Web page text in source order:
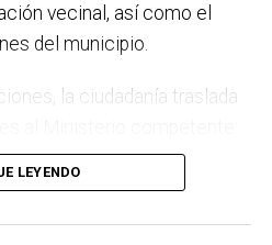
vecinal, así como el
del municipio.
la ciudadanía traslada
definitivamente el
licite el proyecto en su
se impulseun nuevo
LEYENDO